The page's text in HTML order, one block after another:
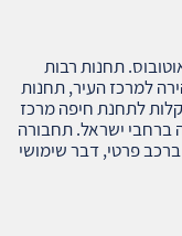
תחנות רבות
למרכז העיר, תחנות
לתחנת חיפה מרכז
ברחבי ישראל. תחבורה
פרטי, דבר שימושי